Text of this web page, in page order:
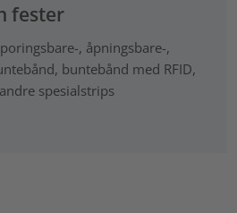
fester
, åpningsbare-,
buntebånd med RFID,
spesialstrips